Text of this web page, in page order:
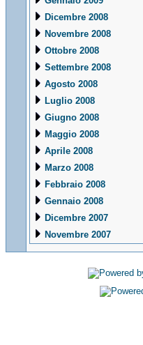
Dicembre 2008
Novembre 2008
Ottobre 2008
Settembre 2008
Agosto 2008
Luglio 2008
Giugno 2008
Maggio 2008
Aprile 2008
Marzo 2008
Febbraio 2008
Gennaio 2008
Dicembre 2007
Novembre 2007